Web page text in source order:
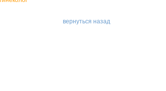
вернуться назад